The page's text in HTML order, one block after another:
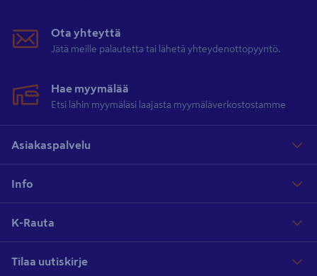
Ota yhteyttä
Jätä meille palautetta tai lähetä yhteydenottopyyntö.
Hae myymälää
Etsi lähin myymäläsi laajasta myymäläverkostostamme
Asiakaspalvelu
Info
K-Rauta
Tilaa uutiskirje